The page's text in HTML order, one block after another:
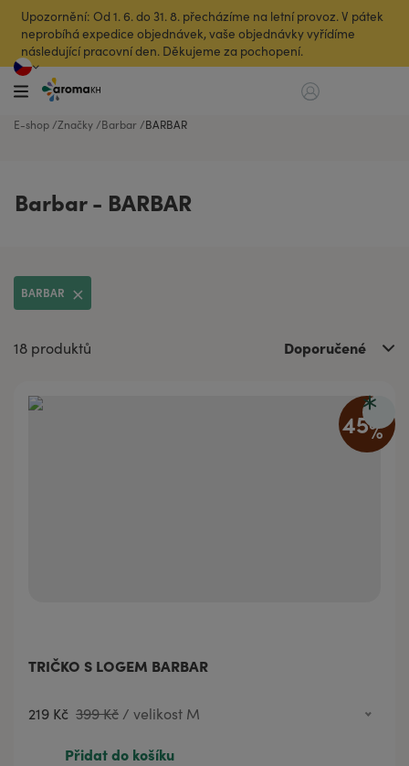
Upozornění: Od 1. 6. do 31. 8. přecházíme na letní provoz. V pátek
neprobíhá expedice objednávek, vaše objednávky vyřídíme
následující pracovní den. Děkujeme za pochopení.
E-shop Značky Barbar BARBAR
Barbar - BARBAR
BARBAR
18 produktů Doporučené
45%
TRIČKO S LOGEM BARBAR
219 Kč 399 Kč / velikost M
219 Kč 399 Kč
velikost M
Přidat do košíku